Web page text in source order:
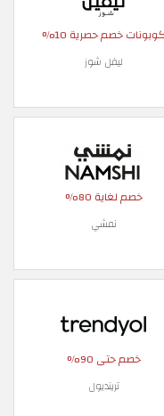
كوبونات خصم حصرية 10%
ليفل شوز
خصم لغاية 80%
نمشي
خصم حتى 90%
ترينديول